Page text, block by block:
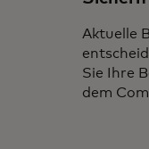
Aktuelle
Sie Ihre
dem